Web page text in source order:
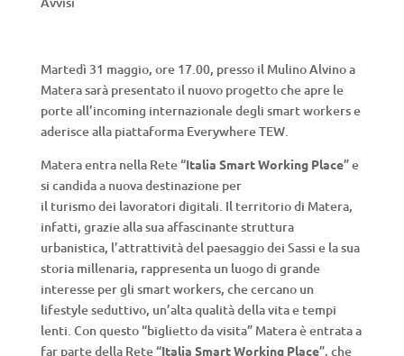
Martedì 31 maggio, ore 17.00, presso il Mulino Alvino a
Matera sarà presentato il nuovo progetto che apre le
porte all’incoming internazionale degli smart workers e
aderisce alla piattaforma Everywhere TEW.
Matera entra nella Rete “Italia Smart Working Place” e
si candida a nuova destinazione per
il turismo dei lavoratori digitali. Il territorio di Matera,
infatti, grazie alla sua affascinante struttura
urbanistica, l’attrattività del paesaggio dei Sassi e la sua
storia millenaria, rappresenta un luogo di grande
interesse per gli smart workers, che cercano un
lifestyle seduttivo, un’alta qualità della vita e tempi
lenti. Con questo “biglietto da visita” Matera è entrata a
far parte della Rete “Italia Smart Working Place”, che